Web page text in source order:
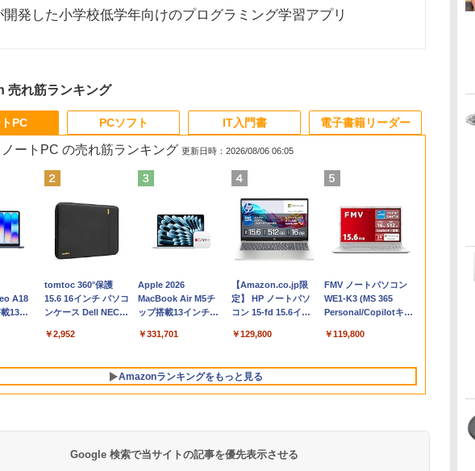
開発した小学校低学年向けのプログラミング学習アプリ
売れ筋ランキング
PC
ートPC の売れ筋ランキング 更新日時：2026/08/06 06:05
A18
13イ
Retina
メモ
tomtoc 360°保護
15.6 16インチ パソコ
ンケース Dell NEC
dynabook Lenovo
￥2,952
Apple 2026
MacBook Air M5チ
ップ搭載13インチノ
Apple Intelligence、
Retinaディスプレ
イ、24GBユニファイ
ドメモリ、1TB
ルー + 3年延長
￥331,701
【Amazon.co.jp限
定】 HP ノートパソ
コン 15-fd 15.6イン
512GB SSD インテ
￥129,800
FMV ノートパソコン
WE1-K3 (MS 365
Personal/Copilotキー
型/Core i5/16GB/SSD
FMVWK3E15W_AZ
￥119,800
Amazonランキングをもっと見る
PCソフト IT入門書 電子書籍リーダー
Google 検索で当サイトの記事を優先表示させる